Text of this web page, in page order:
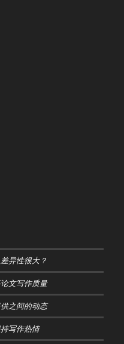
异性很大？
文写作质量
之间的动态
写作热情